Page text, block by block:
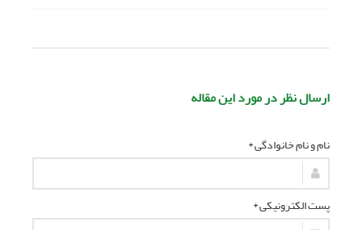
ارسال نظر در مورد این مقاله
نام و نام خانوادگی *
پست الکترونیکی *